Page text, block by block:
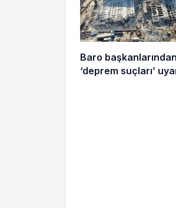
Baro başkanlarından
‘deprem suçları’